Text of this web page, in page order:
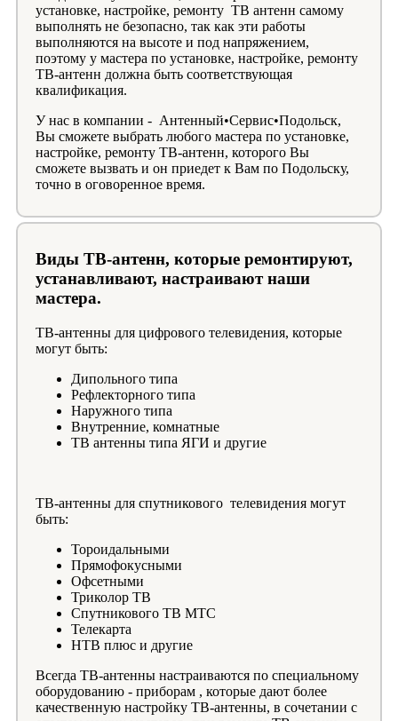
установке, настройке, ремонту ТВ антенн самому
выполнять не безопасно, так как эти работы
выполняются на высоте и под напряжением,
поэтому у мастера по установке, настройке, ремонту
ТВ-антенн должна быть соответствующая
квалификация.
У нас в компании - Антенный•Сервис•Подольск,
Вы сможете выбрать любого мастера по установке,
настройке, ремонту ТВ-антенн, которого Вы
сможете вызвать и он приедет к Вам по Подольску,
точно в оговоренное время.
Виды ТВ-антенн, которые ремонтируют,
устанавливают, настраивают наши
мастера.
ТВ-антенны для цифрового телевидения, которые
могут быть:
Дипольного типа
Рефлекторного типа
Наружного типа
Внутренние, комнатные
ТВ антенны типа ЯГИ и другие
ТВ-антенны для спутникового телевидения могут
быть:
Тороидальными
Прямофокусными
Офсетными
Триколор ТВ
Спутникового ТВ МТС
Телекарта
НТВ плюс и другие
Всегда ТВ-антенны настраиваются по специальному
оборудованию - приборам , которые дают более
качественную настройку ТВ-антенны, в сочетании с